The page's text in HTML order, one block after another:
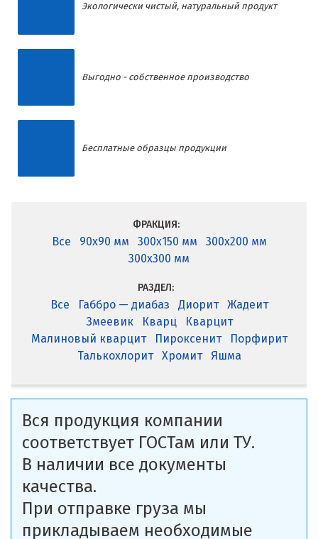
Экологически чистый, натуральный продукт
Выгодно - собственное производство
Бесплатные образцы продукции
ФРАКЦИЯ:
Все 90x90 мм 300x150 мм
300x200 мм
300x300 мм
РАЗДЕЛ:
Все Габбро — диабаз Диорит
Жадеит
Змеевик
Кварц
Кварцит
Малиновый кварцит
Пироксенит
Порфирит
Талькохлорит
Хромит Яшма
Вся продукция компании
соответствует ГОСТам или ТУ.
В наличии все документы
качества.
При отправке груза мы
прикладываем необходимые